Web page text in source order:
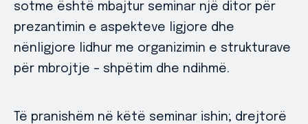
sotme është mbajtur seminar një ditor për
prezantimin e aspekteve ligjore dhe
nënligjore lidhur me organizimin e strukturave
për mbrojtje – shpëtim dhe ndihmë.
Të pranishëm në këtë seminar ishin; drejtorë